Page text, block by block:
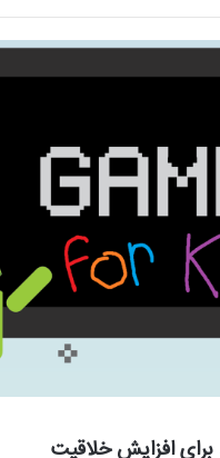
برای افزایش خلاقیت